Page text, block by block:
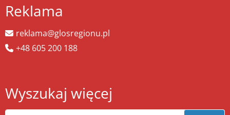
Reklama
reklama@glosregionu.pl
+48 605 200 188
Wyszukaj więcej